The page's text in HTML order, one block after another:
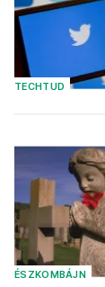
TECHTUD
ÉSZKOMBÁJN